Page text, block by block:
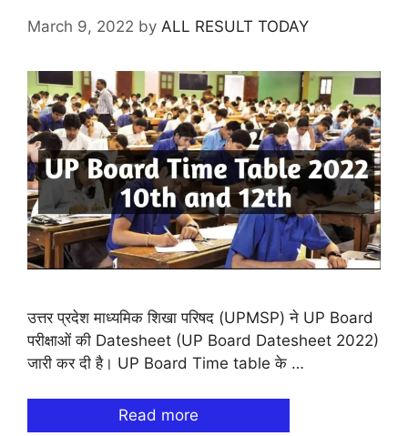
March 9, 2022 by ALL RESULT TODAY
उत्तर प्रदेश माध्यमिक शिखा परिषद (UPMSP) ने UP Board
परीक्षाओं की Datesheet (UP Board Datesheet 2022)
जारी कर दी है। UP Board Time table के …
Read more